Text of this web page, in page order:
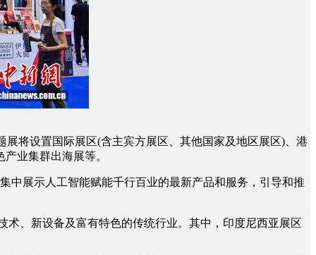
将设置国际展区(含主宾方展区、其他国家及地区展区)、港
业集群出海展等。
展示人工智能赋能千行百业的最新产品和服务，引导和推
、新设备及富有特色的传统行业。其中，印度尼西亚展区